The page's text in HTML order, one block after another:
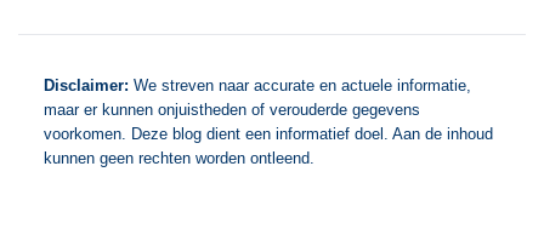
Disclaimer: We streven naar accurate en actuele informatie,
maar er kunnen onjuistheden of verouderde gegevens
voorkomen. Deze blog dient een informatief doel. Aan de inhoud
kunnen geen rechten worden ontleend.